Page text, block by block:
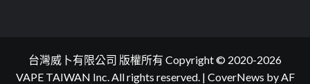
台灣威卜有限公司 版權所有 Copyright © 2020-2026
VAPE TAIWAN Inc. All rights reserved. | CoverNews by AF